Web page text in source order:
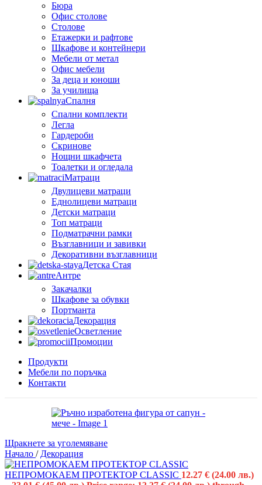
Бюра
Офис столове
Столове
Етажерки и рафтове
Шкафове и контейнери
Мебели от метал
Офис мебели
За деца и юноши
За училища
Спалня
Спални комплекти
Легла
Гардероби
Скринове
Нощни шкафчета
Тоалетки и огледала
Матраци
Двулицеви матраци
Еднолицеви матраци
Детски матраци
Топ матраци
Подматрачни рамки
Възглавници и завивки
Декоративни възглавници
Детска Стая
Антре
Закачалки
Шкафове за обувки
Портманта
Декорация
Осветление
Промоции
Продукти
Мебели по поръчка
Контакти
Щракнете за уголемяване
Начало / Декорация
НЕПРОМОКАЕМ ПРОТЕКТОР CLASSIC 12.27 € (24.00 лв.)